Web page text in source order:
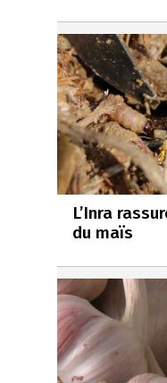
L’Inra
du maïs